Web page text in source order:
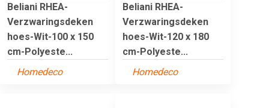
Beliani RHEA-
Verzwaringsdeken
hoes-Wit-100 x 150
cm-Polyeste...
Homedeco
Beliani RHEA-
Verzwaringsdeken
hoes-Wit-120 x 180
cm-Polyeste...
Homedeco